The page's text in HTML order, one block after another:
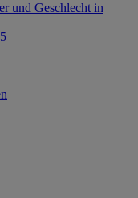
und Geschlecht in